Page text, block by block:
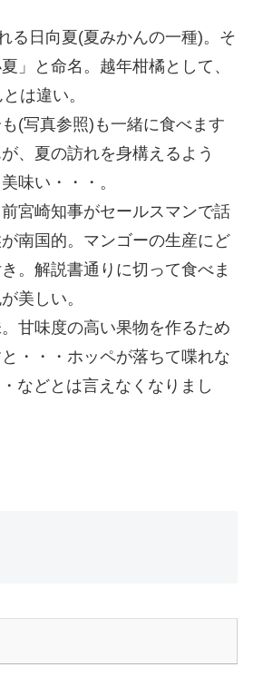
る日向夏(夏みかんの一種)。そ
」と命名。越年柑橘として、
は違い。
(写真参照)も一緒に食べます
、夏の訪れを身構えるよう
味い・・・。
宮崎知事がセールスマンで話
南国的。マンゴーの生産にど
。解説書通りに切って食べま
美しい。
甘味度の高い果物を作るため
・・・ホッペが落ちて喋れな
などとは言えなくなりまし